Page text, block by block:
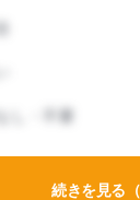
し・不要
続きを見る（